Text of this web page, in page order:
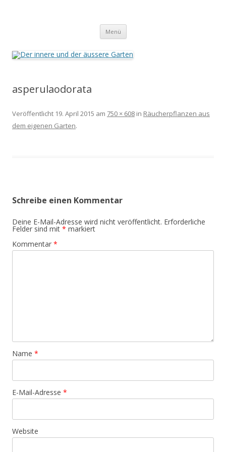
Menü Zum
springen
asperulaodorata
Veröffentlicht 19. April 2015 am 750 × 608 in Räucherpflanzen aus
dem eigenen Garten.
Schreibe einen Kommentar
Deine E-Mail-Adresse wird nicht veröffentlicht. Erforderliche
Felder sind mit * markiert
Kommentar *
Name *
E-Mail-Adresse *
Website